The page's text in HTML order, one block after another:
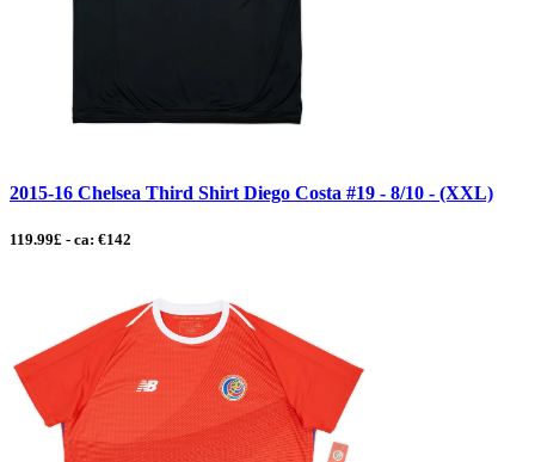
2015-16 Chelsea Third Shirt Diego Costa #19 - 8/10 - (XXL)
119.99£ - ca: €142